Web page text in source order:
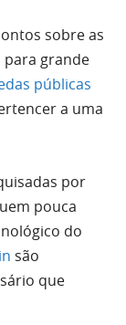
sobre as
grande
públicas
a uma
por
pouca
do
são
que